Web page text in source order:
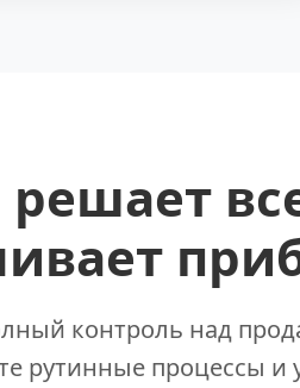
решает
контроль над
рутинные процессы и